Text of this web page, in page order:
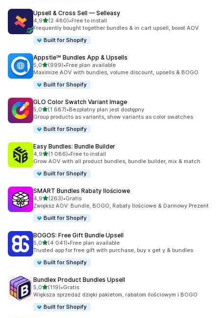
Upsell & Cross Sell — Selleasy
4,9na 5 gwiazdek
(2 480)
Łączna liczba recenzji: 2480
•Free to install
Frequently bought together bundles & in cart upsell, boost AOV
Built for Shopify
Appstle℠ Bundles App & Upsells
5,0na 5 gwiazdek
(999)
Łączna liczba recenzji: 999
•Free plan available
Maximize AOV with bundles, volume discount, upsells & BOGO
Built for Shopify
GLO Color Swatch Variant Image
5,0na 5 gwiazdek
(1 687)
Łączna liczba recenzji: 1687
•Bezpłatny plan jest dostępny
Group products as variants, show variants as color swatches
Built for Shopify
Easy Bundles: Bundle Builder
4,9na 5 gwiazdek
(1 086)
Łączna liczba recenzji: 1086
•Free to install
Grow AOV with all product bundles, bundle builder, mix & match
Built for Shopify
SMART Bundles Rabaty Ilościowe
4,9na 5 gwiazdek
(263)
Łączna liczba recenzji: 263
•Gratis
Zwiększ AOV: Bundle, BOGO, Rabaty Ilościowe & Darmowy Prezent
Built for Shopify
BOGOS: Free Gift Bundle Upsell
5,0na 5 gwiazdek
(4 041)
Łączna liczba recenzji: 4041
•Free plan available
Trusted app for free gift with purchase, buy x get y & bundles
Built for Shopify
Bundlex Product Bundles Upsell
5,0na 5 gwiazdek
(119)
Łączna liczba recenzji: 119
•Gratis
Większa sprzedaż dzięki pakietom, rabatom ilościowym i BOGO
Built for Shopify